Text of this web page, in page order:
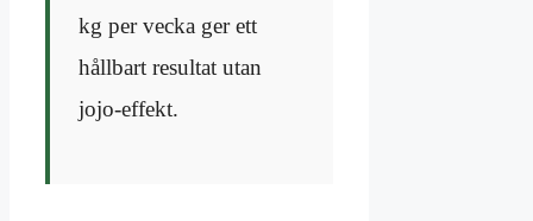
kg per vecka ger ett
hållbart resultat utan
jojo-effekt.